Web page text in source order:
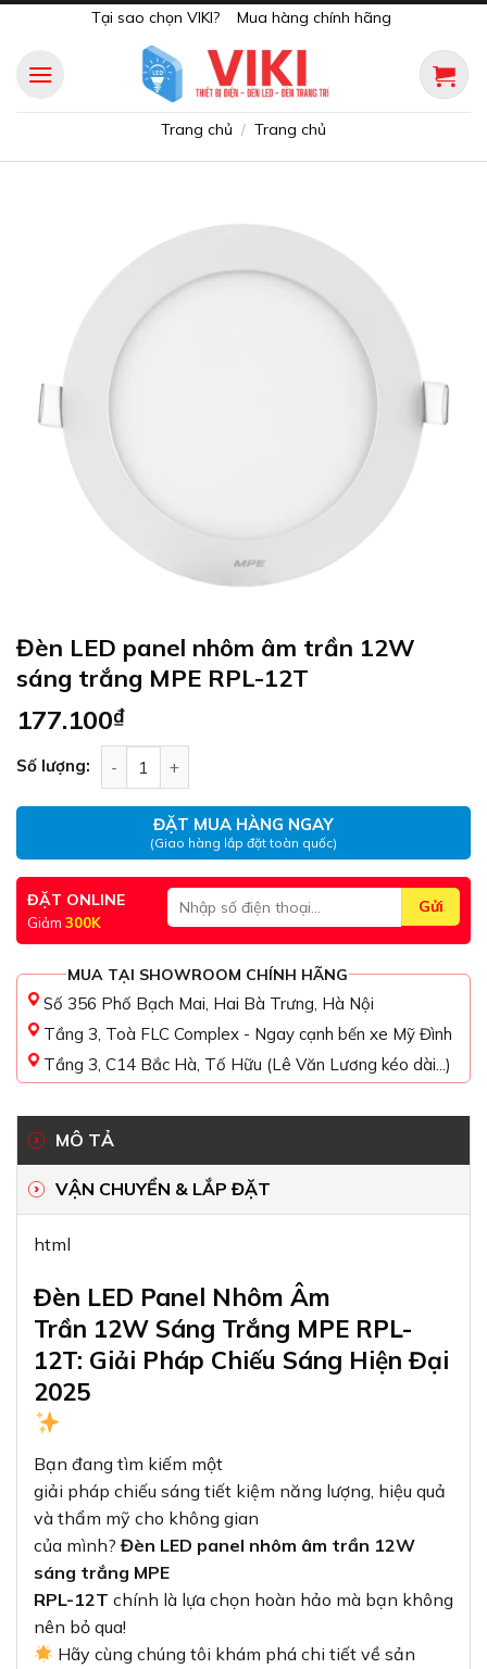
content
Tại sao chọn VIKI? Mua hàng chính hãng
Trang chủ / Trang chủ
Đèn LED panel nhôm âm trần 12W
sáng trắng MPE RPL-12T
177.100₫
Số lượng:
ĐẶT MUA HÀNG NGAY
(Giao hàng lắp đặt toàn quốc)
ĐẶT ONLINE
Giảm 300K
MUA TẠI SHOWROOM CHÍNH HÃNG
Số 356 Phố Bạch Mai, Hai Bà Trưng, Hà Nội
Tầng 3, Toà FLC Complex - Ngay cạnh bến xe Mỹ Đình
Tầng 3, C14 Bắc Hà, Tố Hữu (Lê Văn Lương kéo dài...)
MÔ TẢ
VẬN CHUYỂN & LẮP ĐẶT
html
Đèn LED Panel Nhôm Âm
Trần 12W Sáng Trắng MPE RPL-
12T: Giải Pháp Chiếu Sáng Hiện Đại
2025
Bạn đang tìm kiếm một
giải pháp chiếu sáng tiết kiệm năng lượng, hiệu quả
và thẩm mỹ cho không gian
của mình? Đèn LED panel nhôm âm trần 12W
sáng trắng MPE
RPL-12T chính là lựa chọn hoàn hảo mà bạn không
nên bỏ qua!
Hãy cùng chúng tôi khám phá chi tiết về sản